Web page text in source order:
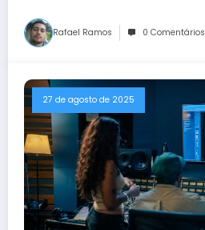
Rafael Ramos 0 Comentários
27 de agosto de 2025